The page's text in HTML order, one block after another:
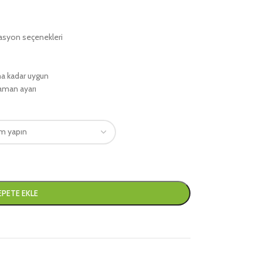
seçenekleri
kadar uygun
ayarı
EKLE